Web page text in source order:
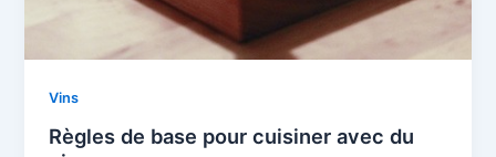
Vins
Règles de base pour cuisiner avec du